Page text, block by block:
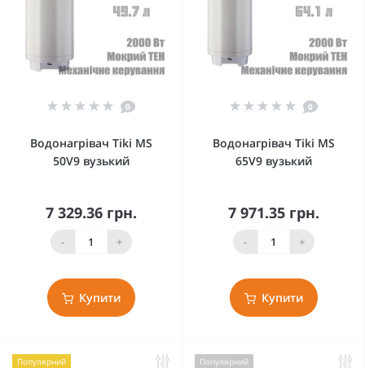
0
Водонагрівач Tiki MS
50V9 вузький
7 329.36 грн.
- +
Купити
0
Водонагрівач Tiki MS
65V9 вузький
7 971.35 грн.
- +
Купити
Популярний
Популярний